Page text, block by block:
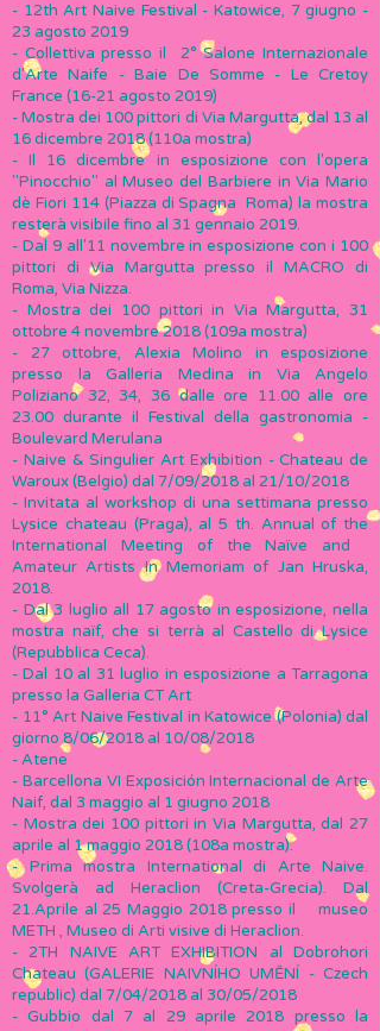
- 12th Art Naive Festival - Katowice, 7 giugno -
23 agosto 2019
- Collettiva presso il 2° Salone Internazionale
d'Arte Naife - Baie De Somme - Le Cretoy
France (16-21 agosto 2019)
- Mostra dei 100 pittori di Via Margutta, dal 13 al
16 dicembre 2018 (110a mostra)
- Il 16 dicembre in esposizione con l'opera
"Pinocchio" al Museo del Barbiere in Via Mario
dè Fiori 114 (Piazza di Spagna Roma) la mostra
resterà visibile fino al 31 gennaio 2019.
- Dal 9 all'11 novembre in esposizione con i 100
pittori di Via Margutta presso il MACRO di
Roma, Via Nizza.
- Mostra dei 100 pittori in Via Margutta, 31
ottobre 4 novembre 2018 (109a mostra)
- 27 ottobre, Alexia Molino in esposizione
presso la Galleria Medina in Via Angelo
Poliziano 32, 34, 36 dalle ore 11.00 alle ore
23.00 durante il Festival della gastronomia -
Boulevard Merulana
- Naive & Singulier Art Exhibition - Chateau de
Waroux (Belgio) dal 7/09/2018 al 21/10/2018
- Invitata al workshop di una settimana presso
Lysice chateau (Praga), al 5 th. Annual of the
International Meeting of the Naïve and
Amateur Artists In Memoriam of Jan Hruska,
2018.
- Dal 3 luglio all 17 agosto in esposizione, nella
mostra naïf, che si terrà al Castello di Lysice
(Repubblica Ceca).
- Dal 10 al 31 luglio in esposizione a Tarragona
presso la Galleria CT Art
- 11° Art Naive Festival in Katowice (Polonia) dal
giorno 8/06/2018 al 10/08/2018
- Atene
- Barcellona VI Exposición Internacional de Arte
Naif, dal 3 maggio al 1 giugno 2018
- Mostra dei 100 pittori in Via Margutta, dal 27
aprile al 1 maggio 2018 (108a mostra).
- Prima mostra International di Arte Naive.
Svolgerà ad Heraclion (Creta-Grecia). Dal
21.Aprile al 25 Maggio 2018 presso il museo
METH , Museo di Arti visive di Heraclion.
- 2TH NAIVE ART EXHIBITION al Dobrohori
Chateau (GALERIE NAIVNÍHO UMĚNÍ - Czech
republic) dal 7/04/2018 al 30/05/2018
- Gubbio dal 7 al 29 aprile 2018 presso la